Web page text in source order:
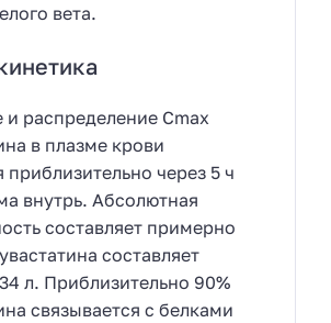
вета.
и распределение Cmax
в плазме крови
приблизительно через 5 ч
внутрь. Абсолютная
составляет примерно
составляет
л. Приблизительно 90%
связывается с белками